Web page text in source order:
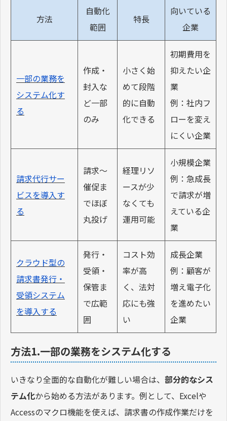
方法
自動化
範囲
特長
向いている
企業
一部の業務を
システム化す
る
作成・
封入な
ど一部
のみ
小さく始
めて段階
的に自動
化できる
初期費用を
抑えたい企
業
例：社内フ
ローを変え
にくい企業
請求代行サー
ビスを導入す
る
請求〜
催促ま
でほぼ
丸投げ
経理リソ
ースが少
なくても
運用可能
小規模企業
例：急成長
で請求が増
えている企
業
クラウド型の
請求書発行・
受領システム
を導入する
発行・
受領・
保管ま
で広範
囲
コスト効
率が高
く、法対
応にも強
い
成長企業
例：顧客が
増え電子化
を進めたい
企業
方法1.一部の業務をシステム化する
いきなり全面的な自動化が難しい場合は、 部分的なシス
テム化から始める方法があります。例として、Excelや
Accessのマクロ機能を使えば、請求書の作成作業だけを